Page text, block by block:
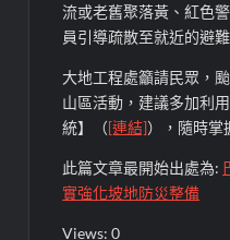
流或老舊聚落黃、紅色
員引導疏散至就近的避
大地工程處籲請民眾，
山區活動，建議多加利
統】（[連結]），隨時掌
此篇文章最開始出處為:
實強化坡地防災整備
Views: 0